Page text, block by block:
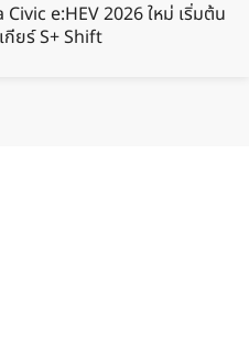
e:HEV 2026 ใหม่ เริ่มต้น
กียร์ S+ Shift